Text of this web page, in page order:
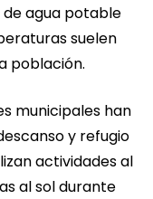
agua potable
suelen
población.
municipales han
y refugio
actividades al
al sol durante